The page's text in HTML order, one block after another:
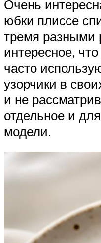
Очень
юбки плиссе
тремя разными
интересное,
часто
узорчики в
и не
отдельное и
модели.